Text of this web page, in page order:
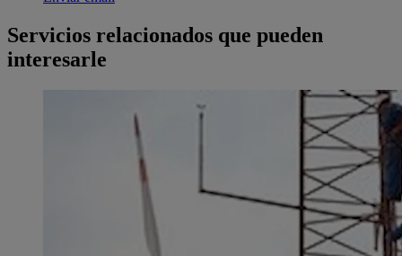
Servicios relacionados que pueden
interesarle